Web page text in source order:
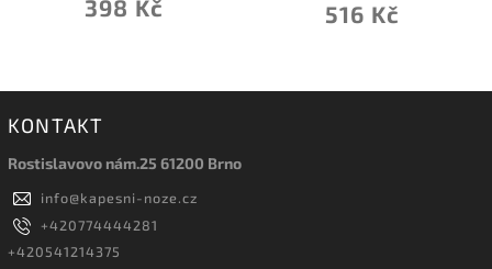
398 Kč 516 Kč
KONTAKT
Rostislavovo nám.25 61200 Brno
info@kapesni-noze.cz
+420774444281
+420541214375